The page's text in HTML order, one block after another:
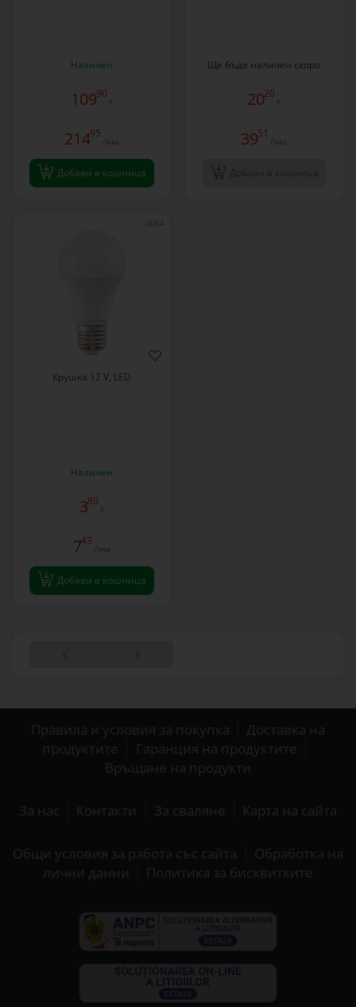
Наличен
10990
€
21495
Лева
Добави в кошница
Ще бъде наличен скоро
2020
€
3951
Лева
0054
Крушка 12 V, LED
Наличен
380
€
743
Лева
Добави в кошница
Правила и условия за покупка
Доставка на
продуктите
Гаранция на продуктите
Връщане на продукти
За нас Контакти За сваляне Карта на сайта
Общи условия за работа със сайта
Обработка на
лични данни
Политика за бисквитките